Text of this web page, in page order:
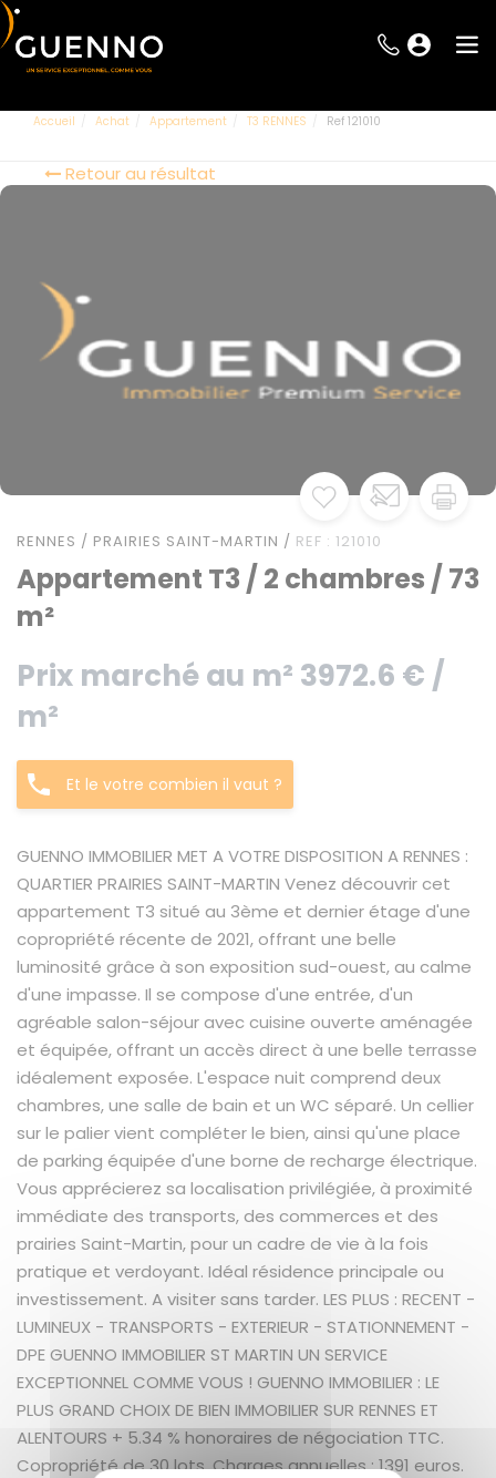
Accueil Achat Appartement T3 RENNES Ref 121010
Retour au résultat
RENNES / PRAIRIES SAINT-MARTIN / REF : 121010
Appartement T3 / 2 chambres / 73
m²
Prix marché au m² 3972.6 € /
m²
Et le votre combien il vaut ?
GUENNO IMMOBILIER MET A VOTRE DISPOSITION A RENNES :
QUARTIER PRAIRIES SAINT-MARTIN Venez découvrir cet
appartement T3 situé au 3ème et dernier étage d'une
copropriété récente de 2021, offrant une belle
luminosité grâce à son exposition sud-ouest, au calme
d'une impasse. Il se compose d'une entrée, d'un
agréable salon-séjour avec cuisine ouverte aménagée
et équipée, offrant un accès direct à une belle terrasse
idéalement exposée. L'espace nuit comprend deux
chambres, une salle de bain et un WC séparé. Un cellier
sur le palier vient compléter le bien, ainsi qu'une place
de parking équipée d'une borne de recharge électrique.
Vous apprécierez sa localisation privilégiée, à proximité
immédiate des transports, des commerces et des
prairies Saint-Martin, pour un cadre de vie à la fois
pratique et verdoyant. Idéal résidence principale ou
investissement. A visiter sans tarder. LES PLUS : RECENT -
LUMINEUX - TRANSPORTS - EXTERIEUR - STATIONNEMENT -
DPE GUENNO IMMOBILIER ST MARTIN UN SERVICE
EXCEPTIONNEL COMME VOUS ! GUENNO IMMOBILIER : LE
PLUS GRAND CHOIX DE BIEN IMMOBILIER SUR RENNES ET
ALENTOURS + 5.34 % honoraires de négociation TTC.
Copropriété de 30 lots. Charges annuelles : 1391 euros.